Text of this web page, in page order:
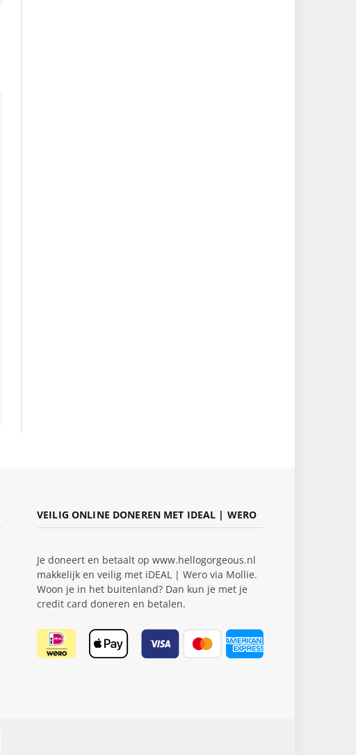
VEILIG ONLINE DONEREN MET IDEAL | WERO
Je doneert en betaalt op www.hellogorgeous.nl
makkelijk en veilig met iDEAL | Wero via Mollie.
Woon je in het buitenland? Dan kun je met je
credit card doneren en betalen.